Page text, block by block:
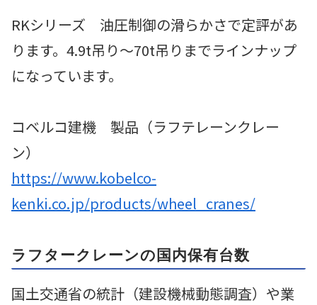
RKシリーズ 油圧制御の滑らかさで定評があ
ります。4.9t吊り～70t吊りまでラインナップ
になっています。
コベルコ建機 製品（ラフテレーンクレー
ン）
https://www.kobelco-
kenki.co.jp/products/wheel_cranes/
ラフタークレーンの国内保有台数
国土交通省の統計（建設機械動態調査）や業